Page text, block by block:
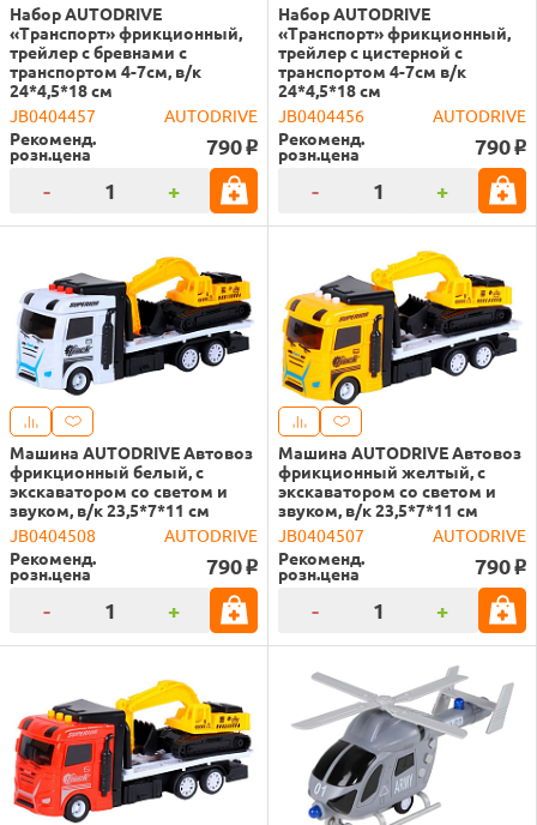
Набор AUTODRIVE
«Транспорт» фрикционный,
трейлер с бревнами с
транспортом 4-7см, в/к
24*4,5*18 см
JB0404457
AUTODRIVE
Рекоменд.
розн.цена 790 o
- +
Набор AUTODRIVE
«Транспорт» фрикционный,
трейлер с цистерной с
транспортом 4-7см в/к
24*4,5*18 см
JB0404456
AUTODRIVE
Рекоменд.
розн.цена 790 o
- +
Машина AUTODRIVE Автовоз
фрикционный белый, с
экскаватором со светом и
звуком, в/к 23,5*7*11 см
JB0404508
AUTODRIVE
Рекоменд.
розн.цена 790 o
- +
Машина AUTODRIVE Автовоз
фрикционный желтый, с
экскаватором со светом и
звуком, в/к 23,5*7*11 см
JB0404507
AUTODRIVE
Рекоменд.
розн.цена 790 o
- +